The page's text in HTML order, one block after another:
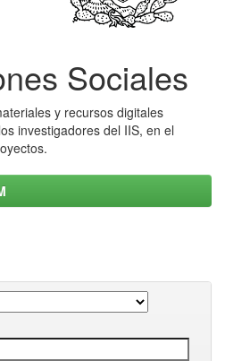
Sociales
y recursos digitales
investigadores del IIS, en el